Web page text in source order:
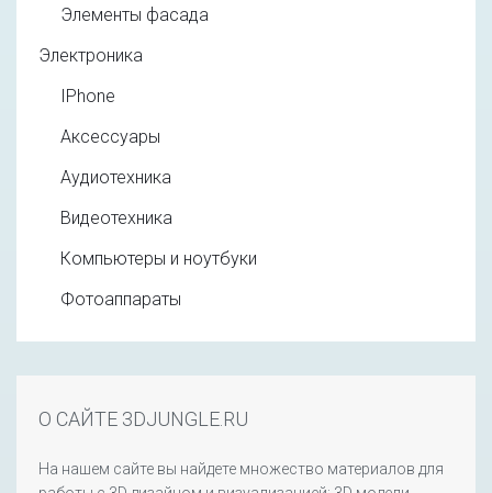
Элементы фасада
Электроника
IPhone
Аксессуары
Аудиотехника
Видеотехника
Компьютеры и ноутбуки
Фотоаппараты
О САЙТЕ 3DJUNGLE.RU
На нашем сайте вы найдете множество материалов для